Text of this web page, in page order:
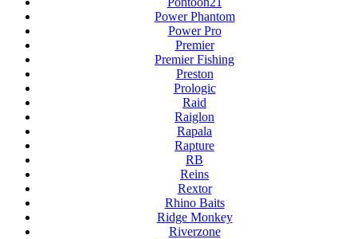
Power Phantom
Power Pro
Premier
Premier Fishing
Preston
Prologic
Raid
Raiglon
Rapala
Rapture
RB
Reins
Rextor
Rhino Baits
Ridge Monkey
Riverzone